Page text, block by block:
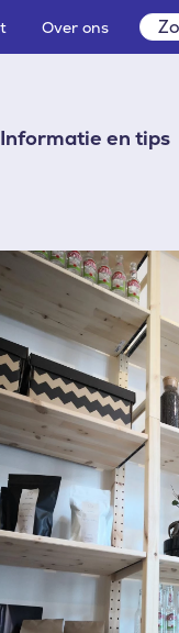
Over ons
Informatie en tips
Afbeelding